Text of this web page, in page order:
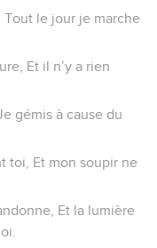
Tout le jour je marche
Et il n’y a rien
gémis à cause du
toi, Et mon soupir ne
Et la lumière